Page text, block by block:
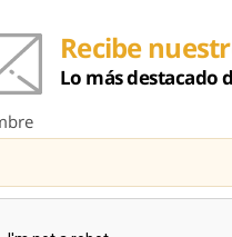
Recibe
Lo más destacado